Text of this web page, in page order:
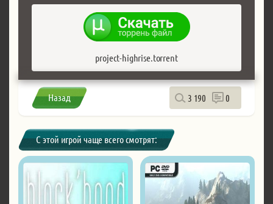
project-highrise.torrent
Назад 3 190 0
С этой игрой чаще всего смотрят: